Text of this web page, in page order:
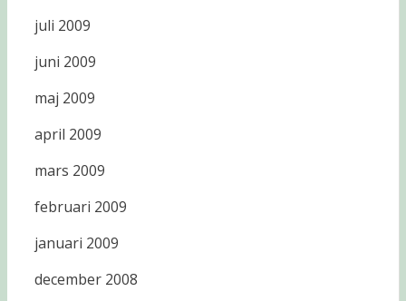
juli 2009
juni 2009
maj 2009
april 2009
mars 2009
februari 2009
januari 2009
december 2008